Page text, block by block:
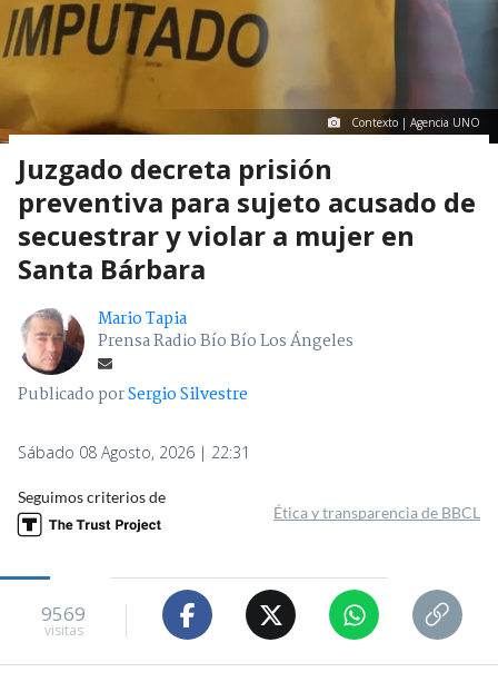
Contexto | Agencia UNO
Juzgado decreta prisión
preventiva para sujeto acusado de
secuestrar y violar a mujer en
Santa Bárbara
Mario Tapia
Prensa Radio Bío Bío Los Ángeles
Publicado porSergio Silvestre
Sábado 08 Agosto, 2026 | 22:31
Seguimos criterios de
Ética y transparencia de BBCL
9569
visitas